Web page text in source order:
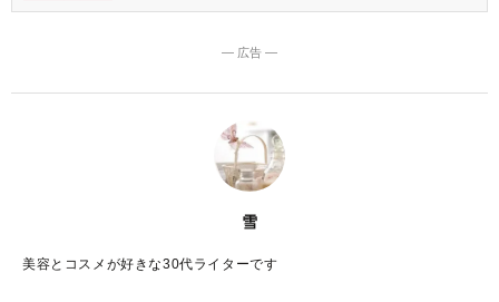
― 広告 ―
雪
美容とコスメが好きな30代ライターです